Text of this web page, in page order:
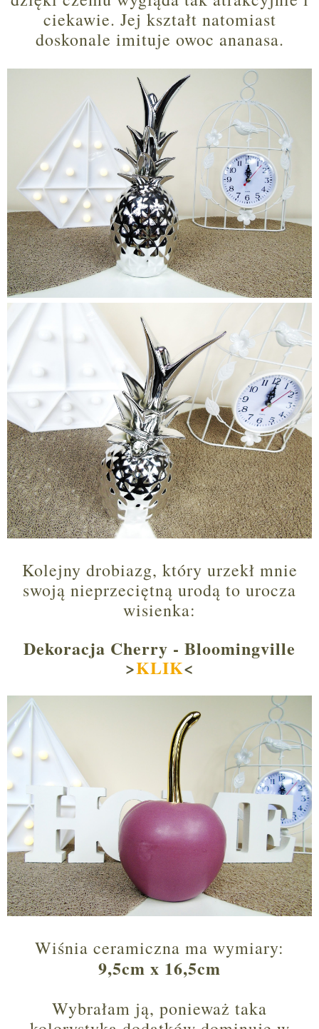
ciekawie. Jej kształt natomiast
doskonale imituje owoc ananasa.
Kolejny drobiazg, który urzekł mnie
swoją nieprzeciętną urodą to urocza
wisienka:
Dekoracja Cherry - Bloomingville
>KLIK<
Wiśnia ceramiczna ma wymiary:
9,5cm x 16,5cm
Wybrałam ją, ponieważ taka